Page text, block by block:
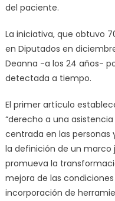
del paciente.
La iniciativa, que obtuvo
en Diputados en
Deanna -a los 24 años-
detectada a tiempo.
El primer artículo
“derecho a una
centrada en las personas
la definición de un
promueva la
mejora de las
incorporación de